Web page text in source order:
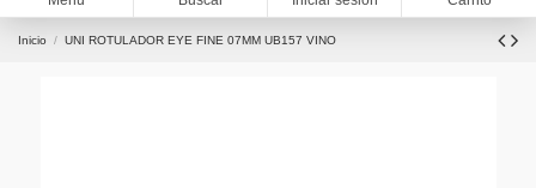
Inicio UNI ROTULADOR EYE FINE 07MM UB157 VINO